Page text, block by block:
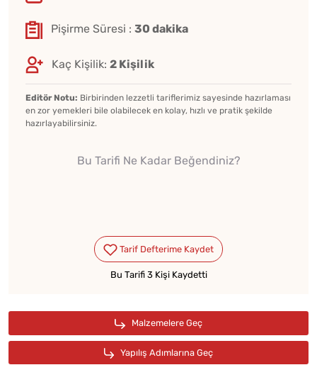
Pişirme Süresi : 30 dakika
Kaç Kişilik: 2 Kişilik
Editör Notu: Birbirinden lezzetli tariflerimiz sayesinde hazırlaması
en zor yemekleri bile olabilecek en kolay, hızlı ve pratik şekilde
hazırlayabilirsiniz.
Bu Tarifi Ne Kadar Beğendiniz?
Bu Tarifi 3 Kişi Kaydetti